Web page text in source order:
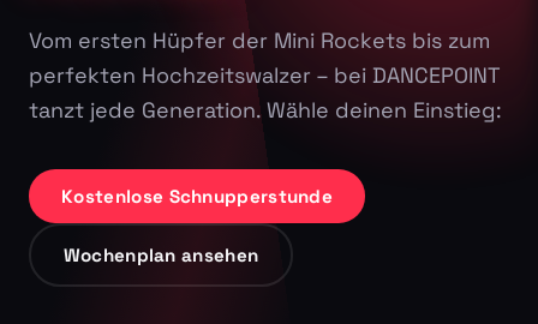
Vom ersten Hüpfer der Mini Rockets bis zum
perfekten Hochzeitswalzer – bei DANCEPOINT
tanzt jede Generation. Wähle deinen Einstieg:
Kostenlose Schnupperstunde
Wochenplan ansehen